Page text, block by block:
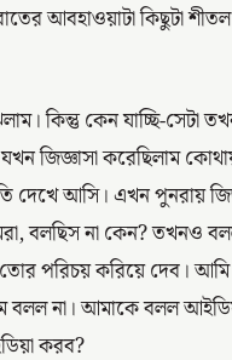
আবহাওয়াটা কিছুটা
কিন্তু কেন যাচ্ছি-সেটা
জিজ্ঞাসা করেছিলাম
দেখে আসি। এখন পুনরায়
বলছিস না কেন? তখনও
তোর পরিচয় করিয়ে দেব।
বলল না। আমাকে বলল
করব?